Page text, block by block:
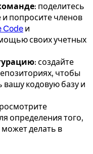
: поделитесь
и попросите членов
Code и
своих учетных
: создайте
чтобы
кодовую базу и
определения того,
делать в